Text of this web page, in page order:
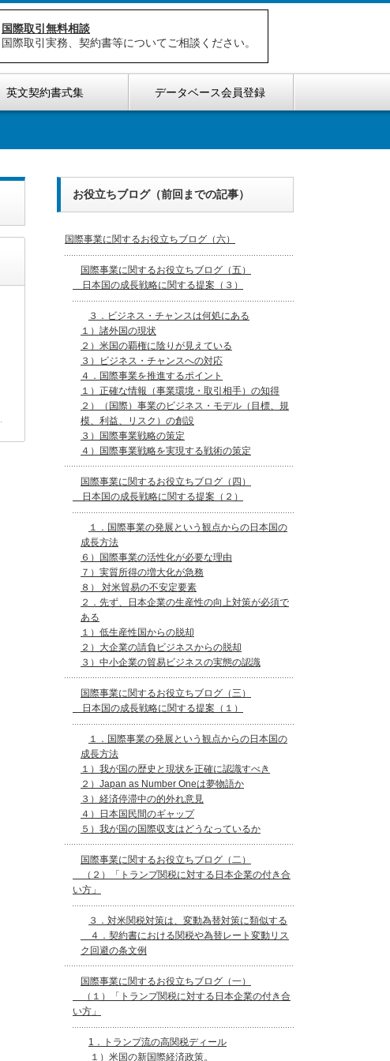
国際取引無料相談
国際取引実務、契約書等についてご相談ください。
英文契約書式集 データベース会員登録
お役立ちブログ（前回までの記事）
国際事業に関するお役立ちブログ（六）
国際事業に関するお役立ちブログ（五）
日本国の成長戦略に関する提案（３）
３．ビジネス・チャンスは何処にある
１）諸外国の現状
２）米国の覇権に陰りが見えている
３）ビジネス・チャンスへの対応
４．国際事業を推進するポイント
１）正確な情報（事業環境・取引相手）の知得
２）（国際）事業のビジネス・モデル（目標、規
模、利益、リスク）の創設
３）国際事業戦略の策定
４）国際事業戦略を実現する戦術の策定
国際事業に関するお役立ちブログ（四）
日本国の成長戦略に関する提案（２）
１．国際事業の発展という観点からの日本国の
成長方法
６）国際事業の活性化が必要な理由
７）実質所得の増大化が急務
８） 対米貿易の不安定要素
２．先ず、日本企業の生産性の向上対策が必須で
ある
１）低生産性国からの脱却
２）大企業の請負ビジネスからの脱却
３）中小企業の貿易ビジネスの実態の認識
国際事業に関するお役立ちブログ（三）
日本国の成長戦略に関する提案（１）
１．国際事業の発展という観点からの日本国の
成長方法
１）我が国の歴史と現状を正確に認識すべき
２）Japan as Number Oneは夢物語か
３）経済停滞中の的外れ意見
４）日本国民間のギャップ
５）我が国の国際収支はどうなっているか
国際事業に関するお役立ちブログ（二）
（２）「トランプ関税に対する日本企業の付き合
い方」
３．対米関税対策は、変動為替対策に類似する
４．契約書における関税や為替レート変動リス
ク回避の条文例
国際事業に関するお役立ちブログ（一）
（１）「トランプ関税に対する日本企業の付き合
い方」
1．トランプ流の高関税ディール
１）米国の新国際経済政策。